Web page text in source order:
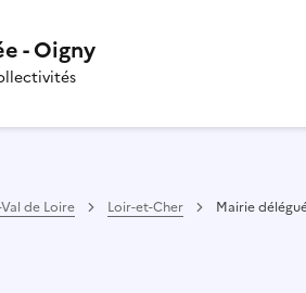
- Oigny
de Loire Loir-et-Cher Mairie